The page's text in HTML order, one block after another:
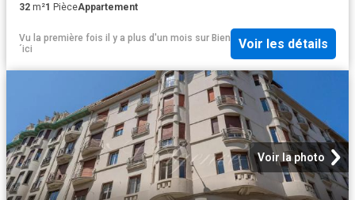
32 m²1 PièceAppartement
Vu la première fois il y a plus d'un mois sur Bien
´ici
Voir les détails
Voir la photo